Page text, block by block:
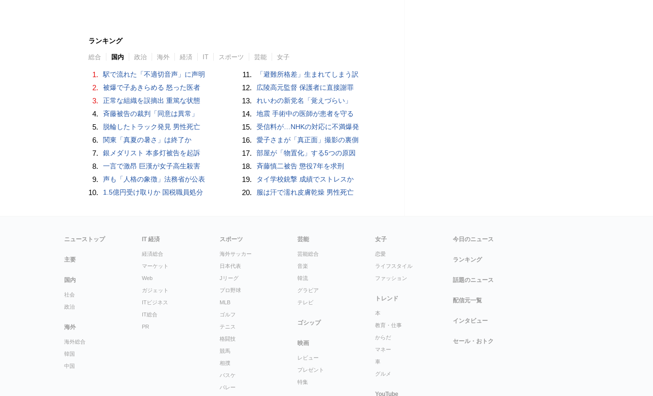
ランキング
総合 国内 政治 海外 経済 IT スポーツ 芸能 女子
1. 駅で流れた「不適切音声」に声明
2. 被爆で子あきらめる 怒った医者
3. 正常な組織を誤摘出 重篤な状態
4. 斉藤被告の裁判「同意は異常」
5. 脱輪したトラック発見 男性死亡
6. 関東「真夏の暑さ」は終了か
7. 銀メダリスト 本多灯被告を起訴
8. 一言で激昂 巨漢が女子高生殺害
9. 声も「人格の象徴」法務省が公表
10. 1.5億円受け取りか 国税職員処分
11. 「避難所格差」生まれてしまう訳
12. 広陵高元監督 保護者に直接謝罪
13. れいわの新党名「覚えづらい」
14. 地震 手術中の医師が患者を守る
15. 受信料が…NHKの対応に不満爆発
16. 愛子さまが「真正面」撮影の裏側
17. 部屋が「物置化」する5つの原因
18. 斉藤慎二被告 懲役7年を求刑
19. タイ学校銃撃 成績でストレスか
20. 服は汗で濡れ皮膚乾燥 男性死亡
ニューストップ
主要
国内
社会
政治
海外
海外総合
韓国
中国
IT 経済
経済総合
マーケット
Web
ガジェット
ITビジネス
IT総合
PR
スポーツ
海外サッカー
日本代表
Jリーグ
プロ野球
MLB
ゴルフ
テニス
格闘技
競馬
相撲
バスケ
バレー
芸能
芸能総合
音楽
韓流
グラビア
テレビ
ゴシップ
映画
レビュー
プレゼント
特集
女子
恋愛
ライフスタイル
ファッション
トレンド
本
教育・仕事
からだ
マネー
車
グルメ
YouTube
今日のニュース
ランキング
話題のニュース
配信元一覧
インタビュー
セール・おトク